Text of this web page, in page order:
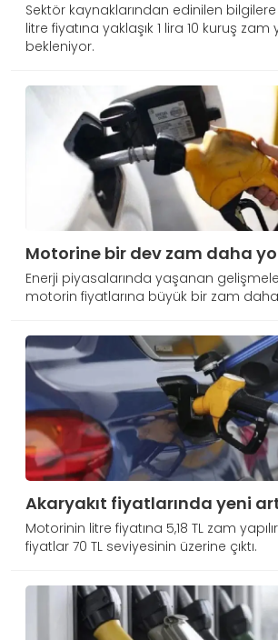
Sektör kaynaklarından edinilen
litre fiyatına yaklaşık 1 lira 10 kuruş zam
bekleniyor.
Motorine bir dev zam daha
Enerji piyasalarında yaşanan
motorin fiyatlarına büyük bir zam
Akaryakıt fiyatlarında yeni
Motorinin litre fiyatına 5,18 TL zam
fiyatlar 70 TL seviyesinin üzerine çıktı.